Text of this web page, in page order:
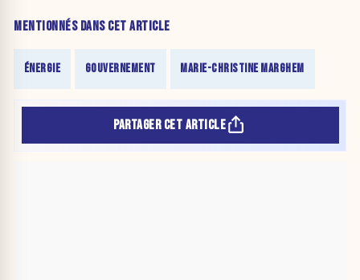
MENTIONNÉS DANS CET ARTICLE
ÉNERGIE GOUVERNEMENT MARIE-CHRISTINE MARGHEM
PARTAGER CET ARTICLE